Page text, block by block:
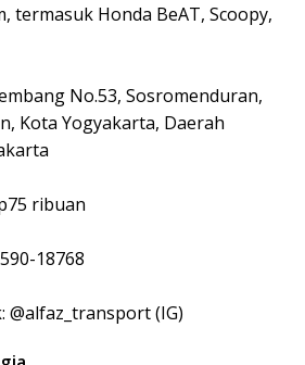
termasuk Honda BeAT, Scoopy,
No.53, Sosromenduran,
Kota Yogyakarta, Daerah
ribuan
18768
@alfaz_transport (IG)